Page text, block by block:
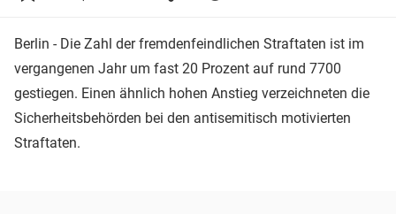
Berlin - Die Zahl der fremdenfeindlichen Straftaten ist im
vergangenen Jahr um fast 20 Prozent auf rund 7700
gestiegen. Einen ähnlich hohen Anstieg verzeichneten die
Sicherheitsbehörden bei den antisemitisch motivierten
Straftaten.